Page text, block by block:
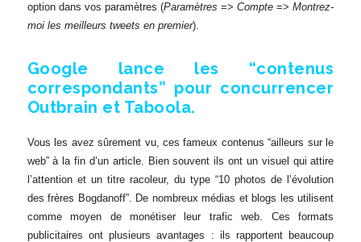
option dans vos paramètres (Paramètres =>Compte =>Montrez-
moi les meilleurs tweets en premier).
Google lance les “contenus
correspondants” pour concurrencer
Outbrain et Taboola.
Vous les avez sûrement vu, ces fameux contenus “ailleurs sur le
web” à la fin d’un article. Bien souvent ils ont un visuel qui attire
l’attention et un titre racoleur, du type “10 photos de l’évolution
des frères Bogdanoff”. De nombreux médias et blogs les utilisent
comme moyen de monétiser leur trafic web. Ces formats
publicitaires ont plusieurs avantages : ils rapportent beaucoup